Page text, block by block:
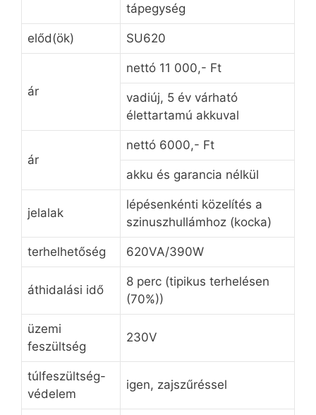
tápegység
előd(ök) SU620
ár
nettó 11 000,- Ft
vadiúj, 5 év várható
élettartamú akkuval
ár
nettó 6000,- Ft
akku és garancia nélkül
jelalak
lépésenkénti közelítés a
szinuszhullámhoz (kocka)
terhelhetőség 620VA/390W
áthidalási idő
8 perc (tipikus terhelésen
(70%))
üzemi
feszültség
230V
túlfeszültség-
védelem
igen, zajszűréssel